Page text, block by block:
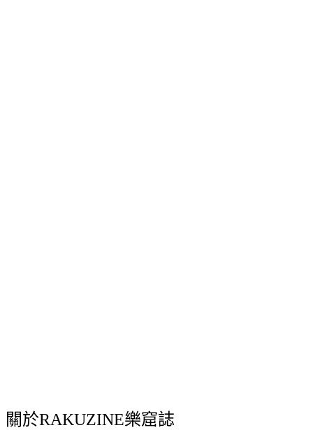
關於RAKUZINE樂窟誌